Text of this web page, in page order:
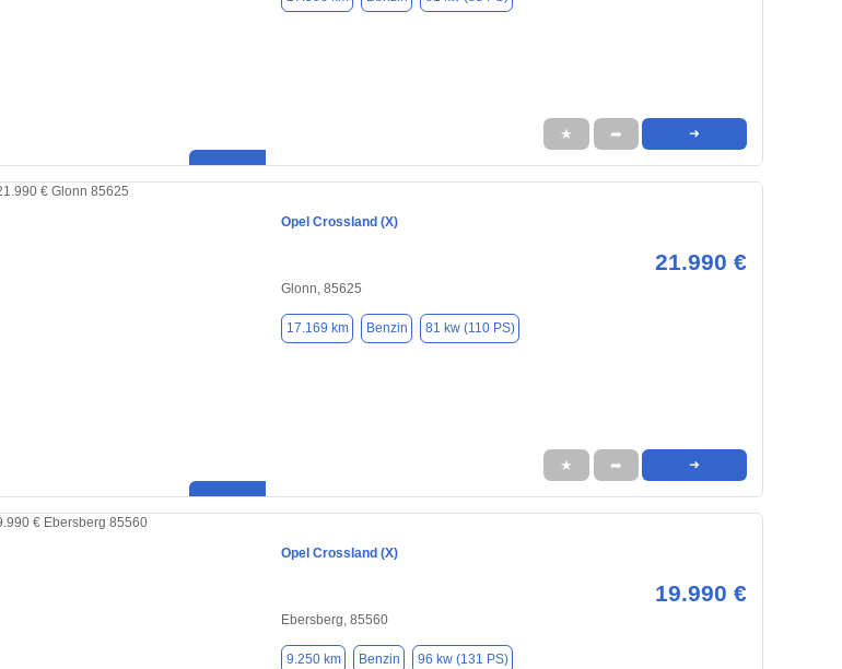
★ ➦ ➜
Opel Crossland (X)
21.990 €
Glonn, 85625
17.169 km Benzin 81 kw (110 PS)
★ ➦ ➜
Opel Crossland (X)
19.990 €
Ebersberg, 85560
9.250 km Benzin 96 kw (131 PS)